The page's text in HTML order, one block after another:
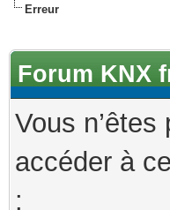
Erreur
Forum KNX
Vous
accéder à
: